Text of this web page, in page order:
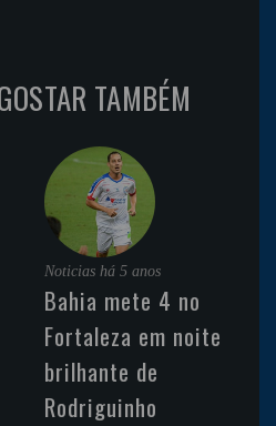
TAMBÉM
Noticias há 5 anos
Bahia mete 4 no
Fortaleza em noite
brilhante de
Rodriguinho